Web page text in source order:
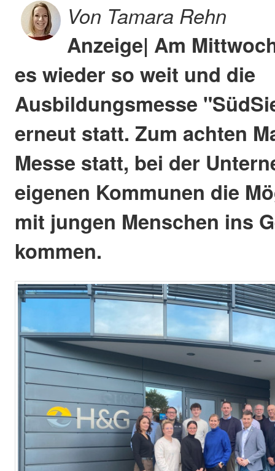
Von Tamara Rehn
Anzeige| Am
es wieder so weit und die
Ausbildungsmesse
erneut statt. Zum achten
Messe statt, bei der
eigenen Kommunen die
mit jungen Menschen ins
kommen.